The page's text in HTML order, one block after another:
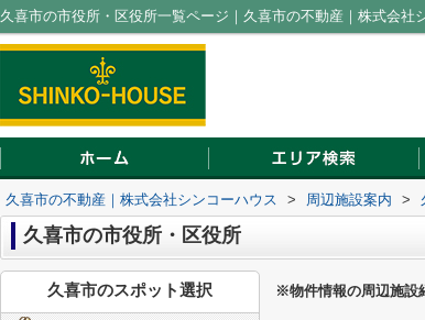
久喜市の市役所・区役所一覧ページ｜久喜市の不動産｜株式会社
久喜市の不動産｜株式会社シンコーハウス > 周辺施設案内 >
久喜市の市役所・区役所
※物件情報の周辺施設
久喜市のスポット選択